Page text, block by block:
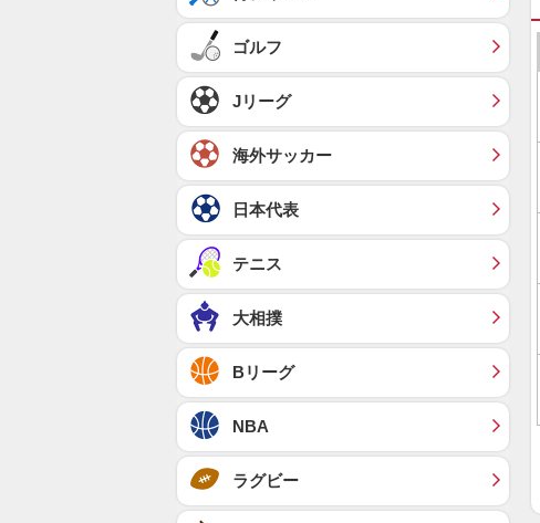
ゴルフ
Jリーグ
海外サッカー
日本代表
テニス
大相撲
Bリーグ
NBA
ラグビー